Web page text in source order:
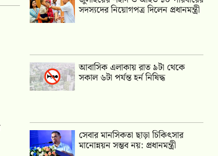
সদস্যদের নিয়োগপত্র দিলেন প্রধানমন্ত্রী
আবাসিক এলাকায় রাত ৯টা থেকে
সকাল ৬টা পর্যন্ত হর্ন নিষিদ্ধ
সেবার মানসিকতা ছাড়া চিকিৎসার
মানোন্নয়ন সম্ভব নয়: প্রধানমন্ত্রী